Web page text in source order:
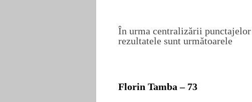
În urma centralizării
rezultatele sunt următoarele
Florin Tamba – 73